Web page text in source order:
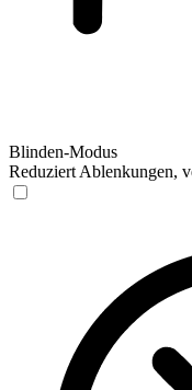
Blinden-Modus
Reduziert Ablenkungen,